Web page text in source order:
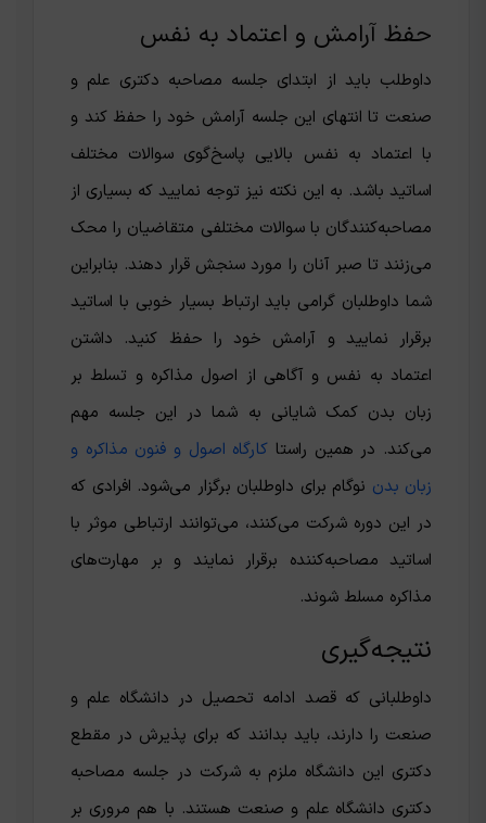
حفظ آرامش و اعتماد به نفس
داوطلب باید از ابتدای جلسه مصاحبه دکتری علم و
صنعت تا انتهای این جلسه آرامش خود را حفظ کند و
با اعتماد به نفس بالایی پاسخ‌گوی سوالات مختلف
اساتید باشد. به این نکته نیز توجه نمایید که بسیاری از
مصاحبه‌کنندگان با سوالات مختلفی متقاضیان را محک
می‌زنند تا صبر آنان را مورد سنجش قرار دهند. بنابراین
شما داوطلبان گرامی باید ارتباط بسیار خوبی با اساتید
برقرار نمایید و آرامش خود را حفظ کنید. داشتن
اعتماد به نفس و آگاهی از اصول مذاکره و تسلط بر
زبان بدن کمک شایانی به شما در این جلسه مهم
می‌کند. در همین راستا کارگاه اصول و فنون مذاکره و
زبان بدن نوگام برای داوطلبان برگزار می‌شود‌. افرادی که
در این دوره شرکت می‌کنند، می‌توانند ارتباطی موثر با
اساتید مصاحبه‌کننده برقرار نمایند و بر مهارت‌های
مذاکره مسلط شوند.
نتیجه‌گیری
داوطلبانی که قصد ادامه تحصیل در دانشگاه علم و
صنعت را دارند، باید بدانند که برای پذیرش در مقطع
دکتری این دانشگاه ملزم به شرکت در جلسه مصاحبه
دکتری دانشگاه علم و صنعت هستند. با هم مروری بر